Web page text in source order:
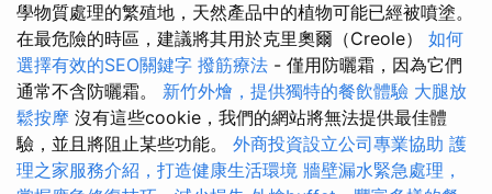
學物質處理的繁殖地，天然產品中的植物可能已經被噴塗。
在最危險的時區，建議將其用於克里奧爾（Creole） 如何
選擇有效的SEO關鍵字 撥筋療法 - 僅用防曬霜，因為它們
通常不含防曬霜。 新竹外燴，提供獨特的餐飲體驗 大腿放
鬆按摩 沒有這些cookie，我們的網站將無法提供最佳體
驗，並且將阻止某些功能。 外商投資設立公司專業協助 護
理之家服務介紹，打造健康生活環境 牆壁漏水緊急處理，